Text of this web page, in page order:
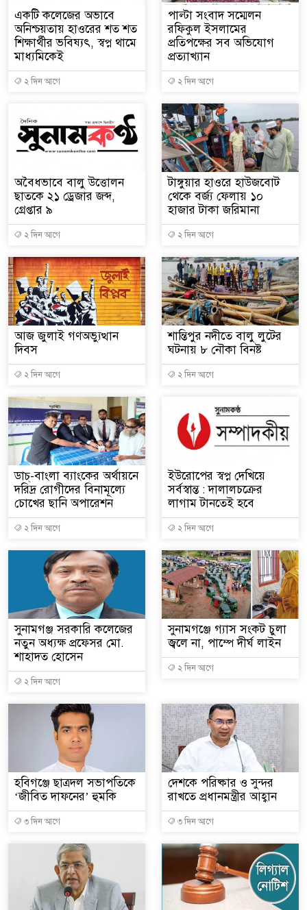
একটি কলেজের অভাবে
অনিশ্চয়তায় হাওরের শত শত
শিক্ষার্থীর ভবিষ্যৎ, স্বপ্ন থামে
মাধ্যমিকেই
২ দিন আগে
পাল্টা সংবাদ সম্মেলন
রফিকুল ইসলামের
প্রতিপক্ষের সব অভিযোগ
প্রত্যাখ্যান
২ দিন আগে
অবৈধভাবে বালু উত্তোলন
ছাতকে ২১ ড্রেজার জব্দ,
গ্রেপ্তার ৯
২ দিন আগে
টাঙ্গুয়ার হাওরে হাউজবোট
থেকে বর্জ্য ফেলায় ১০
হাজার টাকা জরিমানা
২ দিন আগে
আজ জুলাই গণঅভ্যুত্থান
দিবস
২ দিন আগে
শান্তিপুর নদীতে বালু লুটের
ঘটনায় ৮ নৌকা বিনষ্ট
২ দিন আগে
ডাচ্-বাংলা ব্যাংকের অর্থায়নে
দরিদ্র রোগীদের বিনামূল্যে
চোখের ছানি অপারেশন
২ দিন আগে
ইউরোপের স্বপ্ন দেখিয়ে
সর্বস্বান্ত : দালালচক্রের
লাগাম টানতেই হবে
২ দিন আগে
সুনামগঞ্জ সরকারি কলেজের
নতুন অধ্যক্ষ প্রফেসর মো.
শাহাদত হোসেন
২ দিন আগে
সুনামগঞ্জে গ্যাস সংকট চুলা
জ্বলে না, পাম্পে দীর্ঘ লাইন
২ দিন আগে
হবিগঞ্জে ছাত্রদল সভাপতিকে
‘জীবিত দাফনের’ হুমকি
৩ দিন আগে
দেশকে পরিষ্কার ও সুন্দর
রাখতে প্রধানমন্ত্রীর আহ্বান
৩ দিন আগে